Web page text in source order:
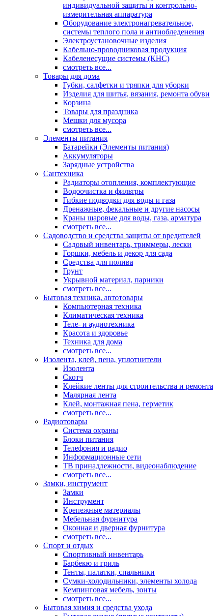
индивидуальной защиты и контрольно-
измерительная аппаратура
Оборудование электронагревательное,
системы теплого пола и антиобледенения
Электроустановочные изделия
Кабельно-проводниковая продукция
Кабеленесущие системы (КНС)
смотреть все...
Товары для дома
Губки, салфетки и тряпки для уборки
Изделия для шитья, вязания, ремонта обуви
Корзина
Товары для праздника
Мешки для мусора
смотреть все...
Элементы питания
Батарейки (Элементы питания)
Аккумуляторы
Зарядные устройства
Сантехника
Радиаторы отопления, комплектующие
Водоочистка и фильтры
Гибкие подводки для воды и газа
Дренажные, фекальные и другие насосы
Краны шаровые для воды, газа, арматура
смотреть все...
Садоводство и средства защиты от вредителей
Садовый инвентарь, триммеры, лески
Горшки, мебель и декор для сада
Средства для полива
Грунт
Укрывной материал, парники
смотреть все...
Бытовая техника, автотовары
Компьютерная техника
Климатическая техника
Теле- и аудиотехника
Красота и здоровье
Техника для дома
смотреть все...
Изолента, клей, пена, уплотнители
Изолента
Скотч
Клейкие ленты для строительства и ремонта
Малярная лента
Клей, монтажная пена, герметик
смотреть все...
Радиотовары
Система охраны
Блоки питания
Телефония и радио
Информационные сети
ТВ принадлежности, видеонаблюдение
смотреть все...
Замки, инструмент
Замки
Инструмент
Крепежные материалы
Мебельная фурнитура
Оконная и дверная фурнитура
смотреть все...
Спорт и отдых
Спортивный инвентарь
Барбекю и гриль
Тенты, палатки, спальники
Сумки-холодильники, элементы холода
Кемпинговая мебель, зонты
смотреть все...
Бытовая химия и средства ухода